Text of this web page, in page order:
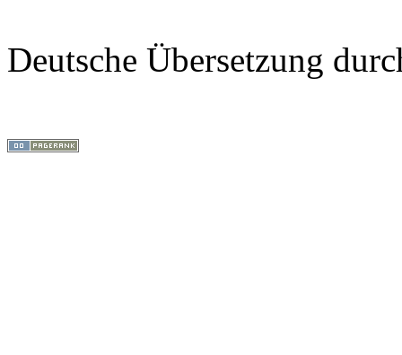
Deutsche Übersetzung